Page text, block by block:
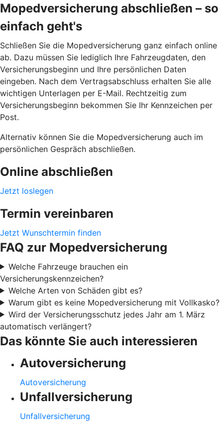
Mopedversicherung abschließen – so
einfach geht's
Schließen Sie die Mopedversicherung ganz einfach online
ab. Dazu müssen Sie lediglich Ihre Fahrzeugdaten, den
Versicherungsbeginn und Ihre persönlichen Daten
eingeben. Nach dem Vertragsabschluss erhalten Sie alle
wichtigen Unterlagen per E-Mail. Rechtzeitig zum
Versicherungsbeginn bekommen Sie Ihr Kennzeichen per
Post.
Alternativ können Sie die Mopedversicherung auch im
persönlichen Gespräch abschließen.
Online abschließen
Jetzt loslegen
Termin vereinbaren
Jetzt Wunschtermin finden
FAQ zur Mopedversicherung
Welche Fahrzeuge brauchen ein
Versicherungskennzeichen?
Welche Arten von Schäden gibt es?
Warum gibt es keine Mopedversicherung mit Vollkasko?
Wird der Versicherungsschutz jedes Jahr am 1. März
automatisch verlängert?
Das könnte Sie auch interessieren
Autoversicherung
Autoversicherung
Unfallversicherung
Unfallversicherung